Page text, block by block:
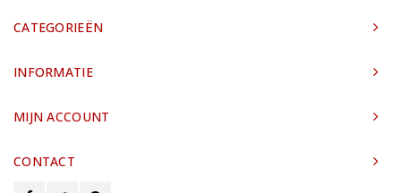
CATEGORIEËN
INFORMATIE
MIJN ACCOUNT
CONTACT